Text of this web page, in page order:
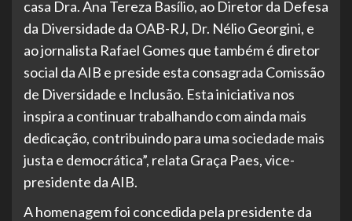
casa Dra. Ana Tereza Basílio, ao Diretor da Defesa
da Diversidade da OAB-RJ, Dr. Nélio Georgini, e
ao jornalista Rafael Gomes que também é diretor
social da AIB e preside esta consagrada Comissão
de Diversidade e Inclusão. Esta iniciativa nos
inspira a continuar trabalhando com ainda mais
dedicação, contribuindo para uma sociedade mais
justa e democrática”, relata Graça Paes, vice-
presidente da AIB.
A homenagem foi concedida pela presidente da